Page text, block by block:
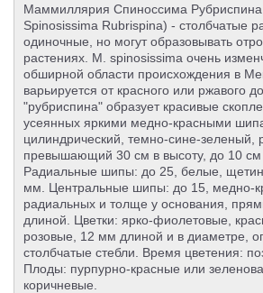
Маммиллярия Спиноссима
Spinosissima Rubrispina) - столбчатые
одиночные, но могут образовывать
растениях. M. spinosissima очень
обширной области происхождения в
варьируется от красного или ржавого
"рубриспина" образует красивые
усеянных яркими медно-красными
цилиндрический, темно-сине-зеленый,
превышающий 30 см в высоту, до 10 см
Радиальные шипы: до 25, белые,
мм. Центральные шипы: до 15, медно-
радиальных и толще у основания,
длиной. Цветки: ярко-фиолетовые,
розовые, 12 мм длиной и в диаметре,
столбчатые стебли. Время цветения:
Плоды: пурпурно-красные или
коричневые.